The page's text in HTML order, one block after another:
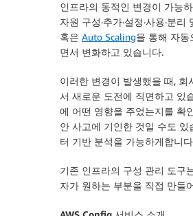
인프라의 동적인 변경이 가능
자원 구성·추가·설정·사용·분
혹은 Auto Scaling을 통해 자
면서 변화하고 있습니다.
이러한 변경이 발생했을 때, 회
서 새로운 도전에 직면하고 있
에 어떤 영향을 주었는지를 확
안 사고에 기인한 것일 수도
터 기반 분석을 가능하게합니
기존 인프라의 구성 관리 도구
자가 원하는 부분을 직접 만들